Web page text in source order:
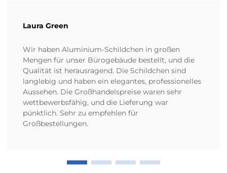
Laura Green
Wir haben Aluminium-Schildchen in großen
Mengen für unser Bürogebäude bestellt, und die
Qualität ist herausragend. Die Schildchen sind
langlebig und haben ein elegantes, professionelles
Aussehen. Die Großhandelspreise waren sehr
wettbewerbsfähig, und die Lieferung war
pünktlich. Sehr zu empfehlen für
Großbestellungen.